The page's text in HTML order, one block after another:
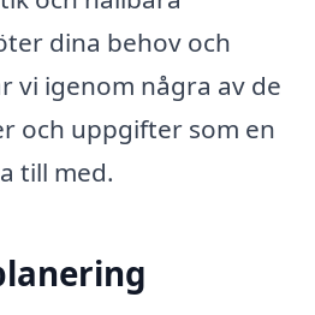
dina behov och
vi igenom några av de
och uppgifter som en
till med.